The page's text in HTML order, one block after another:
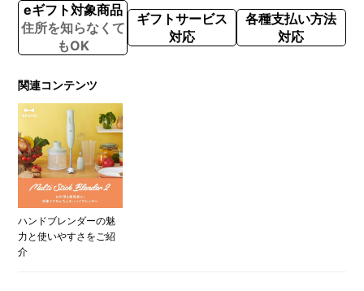
eギフト対象商品
住所を知らなくて
もOK
ギフトサービス
対応
各種支払い方法
対応
関連コンテンツ
ハンドブレンダーの魅
力と使いやすさをご紹
介